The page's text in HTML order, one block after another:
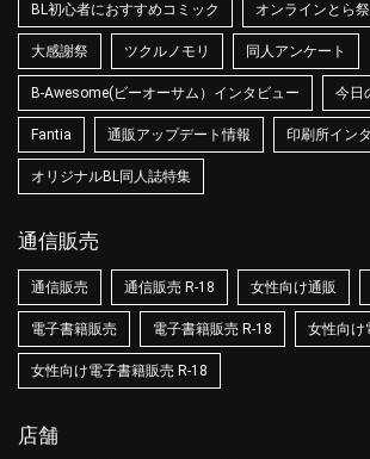
BL初心者におすすめコミック オンラインとら
大感謝祭 ツクルノモリ 同人アンケート
B-Awesome(ビーオーサム）インタビュー 今日
Fantia 通販アップデート情報 印刷所イン
オリジナルBL同人誌特集
通信販売
通信販売 通信販売 R-18 女性向け通販
電子書籍販売 電子書籍販売 R-18 女性向け
女性向け電子書籍販売 R-18
店舗